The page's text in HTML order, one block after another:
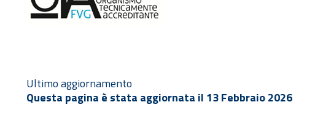
Ultimo aggiornamento
Questa pagina è stata aggiornata il 13 Febbraio 2026